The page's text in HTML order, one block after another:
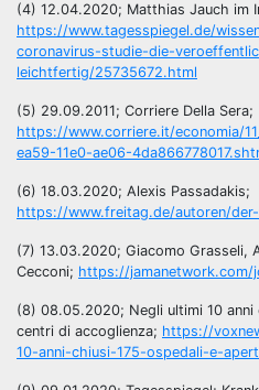
(4) 12.04.2020; Matthias Jauch im
https://www.tagesspiegel.de/
coronavirus-studie-die-
leichtfertig/25735672.html
(5) 29.09.2011; Corriere Della Sera;
https://www.corriere.it/economia/
ea59-11e0-ae06-
(6) 18.03.2020; Alexis Passadakis;
https://www.freitag.de/autoren/
(7) 13.03.2020; Giacomo Grasseli,
Cecconi; https://jamanetwork.com/
(8) 08.05.2020; Negli ultimi 10
centri di accoglienza; https://
10-anni-chiusi-175-ospedali-e-